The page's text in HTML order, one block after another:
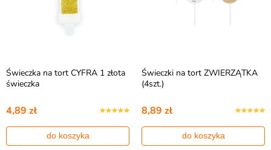
Świeczka na tort CYFRA 1 złota
świeczka
4,89 zł
do koszyka
Świeczki na tort ZWIERZĄTKA
(4szt.)
8,89 zł
do koszyka